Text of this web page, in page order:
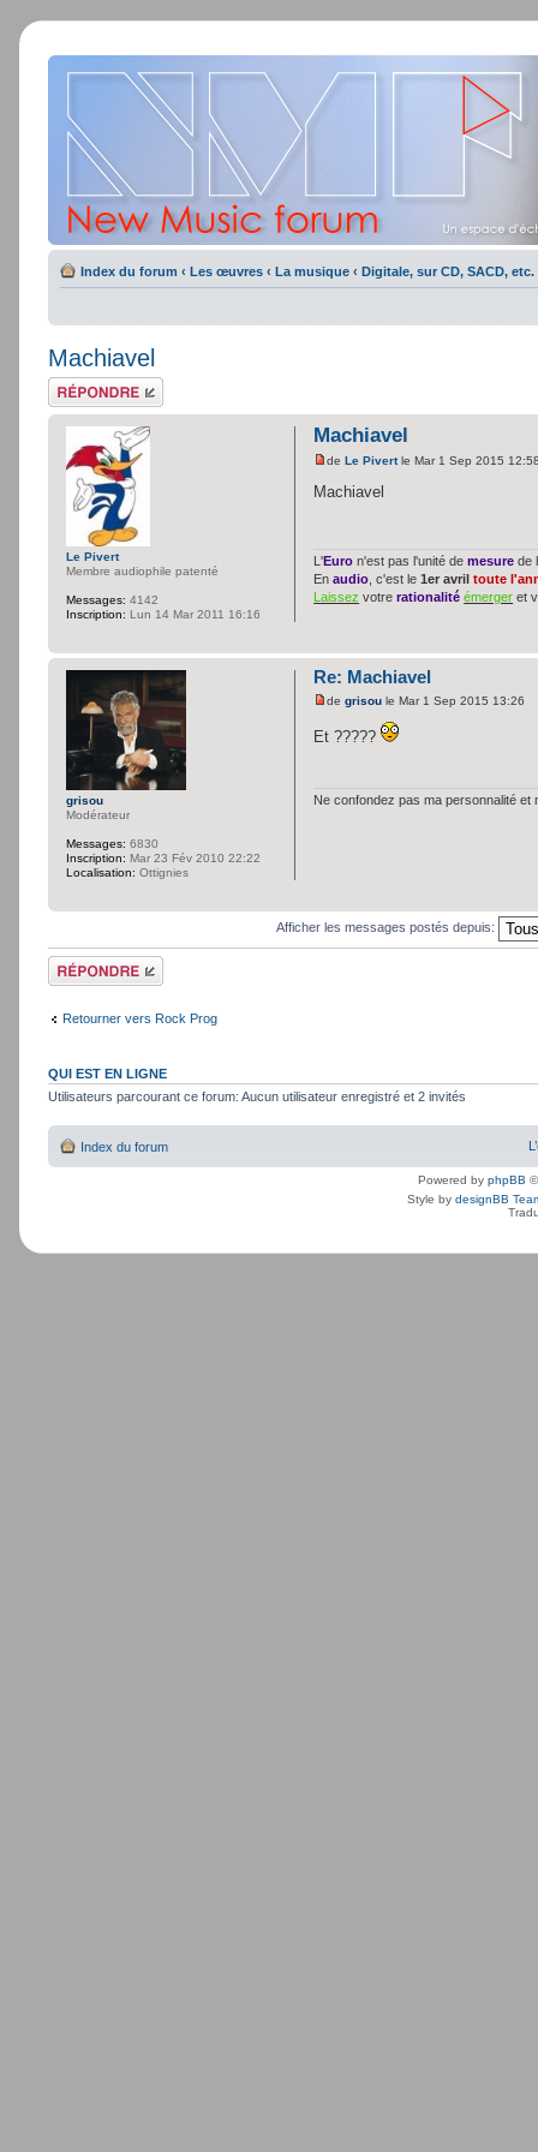
Index du forum ‹ Les œuvres ‹ La musique ‹ Digitale, sur CD, SACD, etc.
Machiavel
Répondre
Machiavel
deLe Pivertle Mar 1 Sep 2015
Machiavel
L'Euro n'est pas l'unité demesure de
Enaudio , c'est le1er avril toute
Laissez votrerationalité émerger et
Le Pivert
Membre audiophile patenté
Messages: 4142
Inscription: Lun 14 Mar 2011 16:16
Re: Machiavel
degrisou le Mar 1 Sep 2015 13:26
Et ?????
Ne confondez pas ma personnalité et
grisou
Modérateur
Messages: 6830
Inscription: Mar 23 Fév 2010 22:22
Localisation: Ottignies
Afficher les messages postés depuis:
Répondre
Retourner vers Rock Prog
QUI EST EN LIGNE
Utilisateurs parcourant ce forum: Aucun utilisateur enregistré et 2 invités
Index du forum
Powered by phpBB
Style by designBB